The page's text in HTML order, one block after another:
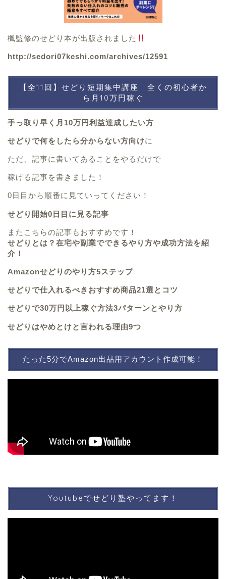
楓監修のせどり本が出版されました
http://sedori07keshi.com/archives/12591
【全11回】せどり短期集中講座 全くの初心者か
ら月10万円稼ぐ
手っ取り早く月10万円利益達成したい方
せどりで何をしたら分からない方向けに
ただ、記事に書いてあることをやるだけで
稼げる記事を書きました！
0日目から順番に見ていってください！
せどり開始0日目に見る記事
またこちらの記事もおすすめです！
せどりとは？在宅や副業でできるやり方や成功方法を紹
介！
Amazonせどりのやり方5ステップ
せどりで仕入れるべきおすすめ商品21選とコツ
せどりで30万円以上稼ぐ方法3パターンとやり方
せどりはやめとけと言われる理由9つ
たった5分でAmazon出品用アカウント作成可能！
Youtubeでせどり塾やってます！